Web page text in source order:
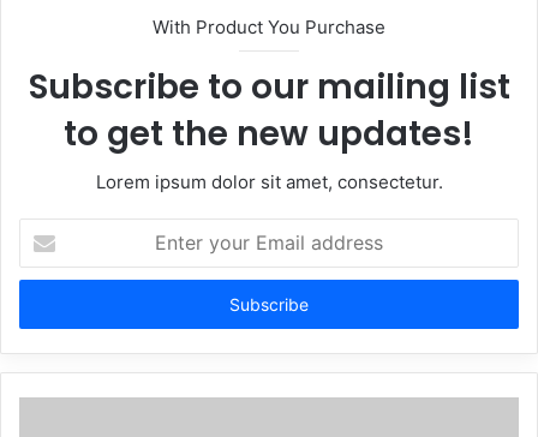
With Product You Purchase
Subscribe to our mailing list
to get the new updates!
Lorem ipsum dolor sit amet, consectetur.
Enter
your
Email